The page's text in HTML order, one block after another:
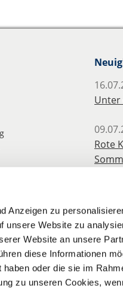
Anzeigen zu
unsere Website zu
Website an unsere
diese Informationen
oder die sie im
zu unseren Cookies,
Unter
Rote
für
LBV